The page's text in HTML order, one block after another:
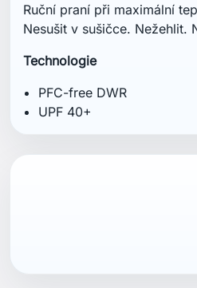
Ruční praní při maximální
Nesušit v sušičce. Nežehlit.
Technologie
PFC-free DWR
UPF 40+